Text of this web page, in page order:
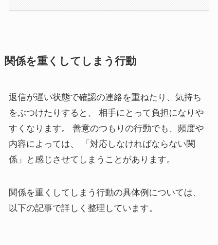
関係を重くしてしまう行動
返信が遅い状態で確認の連絡を重ねたり、気持ち
をぶつけたりすると、 相手にとって負担になりや
すくなります。 善意のつもりの行動でも、頻度や
内容によっては、 「対応しなければならない関
係」と感じさせてしまうことがあります。
関係を重くしてしまう行動の具体例については、
以下の記事で詳しく整理しています。